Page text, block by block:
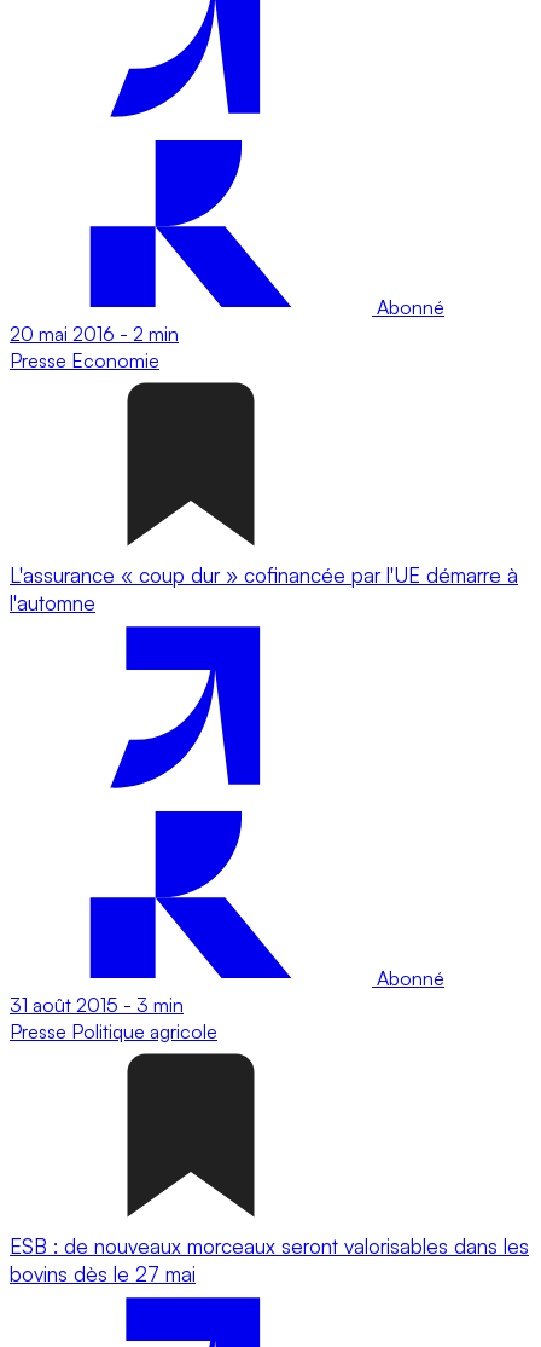
Abonné
20 mai 2016 - 2 min
Presse Economie
L'assurance « coup dur » cofinancée par l'UE démarre à
l'automne
Abonné
31 août 2015 - 3 min
Presse Politique agricole
ESB : de nouveaux morceaux seront valorisables dans les
bovins dès le 27 mai